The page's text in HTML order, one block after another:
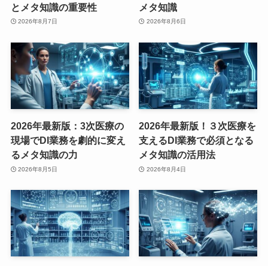
とメタ知識の重要性
2026年8月7日
メタ知識
2026年8月6日
2026年最新版：3次医療の
現場でDI業務を劇的に変え
るメタ知識の力
2026年8月5日
2026年最新版！３次医療を
支えるDI業務で必須となる
メタ知識の活用法
2026年8月4日